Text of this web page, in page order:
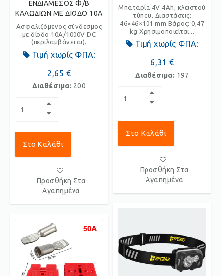
ΕΝΔΙΑΜΕΣΟΣ Φ/Β
ΚΑΛΩΔΙΩΝ ΜΕ ΔΙΟΔΟ 10A
Ασφαλιζόμενος σύνδεσμος
με δίοδο 10A/1000V DC
(περιλαμβάνεται).
Τιμή χωρίς ΦΠΑ:
2,65 €
Διαθέσιμα: 200
Στο Καλάθι
Προσθήκη Στα
Αγαπημένα
Μπαταρία 4V 4Αh, κλειστού
τύπου. Διαστάσεις:
46×46×101 mm Βάρος: 0,47
kg Χρησιμοποιείται...
Τιμή χωρίς ΦΠΑ:
6,31 €
Διαθέσιμα: 197
Στο Καλάθι
Προσθήκη Στα
Αγαπημένα